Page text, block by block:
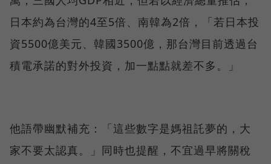
日本約為台灣的4至5倍、南韓為2倍，「若日本投
資5500億美元、韓國3500億，那台灣目前透過台
積電承諾的對外投資，加一點點就差不多。」
他語帶幽默補充：「這些數字是媽祖託夢的，大
家不要太認真。」同時也提醒，不宜過早將關稅